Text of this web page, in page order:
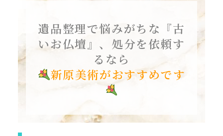
遺品整理で悩みがちな『古
いお仏壇』、処分を依頼す
るなら
新原美術がおすすめです